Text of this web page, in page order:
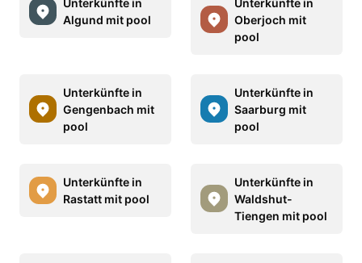
Algund mit pool
Oberjoch mit
pool
Unterkünfte in
Gengenbach mit
pool
Unterkünfte in
Saarburg mit
pool
Unterkünfte in
Rastatt mit pool
Unterkünfte in
Waldshut-
Tiengen mit pool